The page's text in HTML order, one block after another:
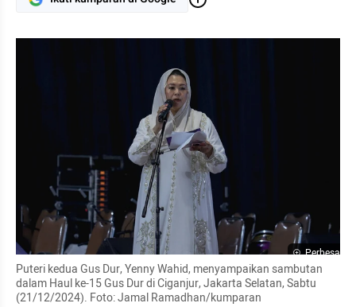
Perbesar
Puteri kedua Gus Dur, Yenny Wahid, menyampaikan sambutan
dalam Haul ke-15 Gus Dur di Ciganjur, Jakarta Selatan, Sabtu
(21/12/2024). Foto: Jamal Ramadhan/kumparan